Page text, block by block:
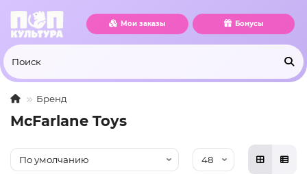
Мои заказы Бонусы
Бренд
McFarlane Toys